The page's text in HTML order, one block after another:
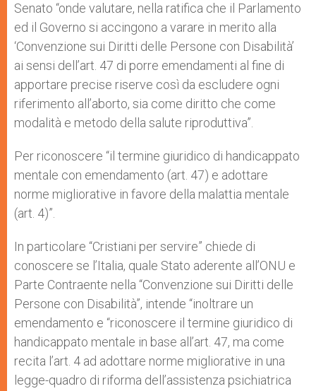
Senato “onde valutare, nella ratifica che il Parlamento
ed il Governo si accingono a varare in merito alla
‘Convenzione sui Diritti delle Persone con Disabilità’
ai sensi dell’art. 47 di porre emendamenti al fine di
apportare precise riserve così da escludere ogni
riferimento all’aborto, sia come diritto che come
modalità e metodo della salute riproduttiva”.
Per riconoscere “il termine giuridico di handicappato
mentale con emendamento (art. 47) e adottare
norme migliorative in favore della malattia mentale
(art. 4)”.
In particolare “Cristiani per servire” chiede di
conoscere se l’Italia, quale Stato aderente all’ONU e
Parte Contraente nella “Convenzione sui Diritti delle
Persone con Disabilità”, intende “inoltrare un
emendamento e “riconoscere il termine giuridico di
handicappato mentale in base all’art. 47, ma come
recita l’art. 4 ad adottare norme migliorative in una
legge-quadro di riforma dell’assistenza psichiatrica